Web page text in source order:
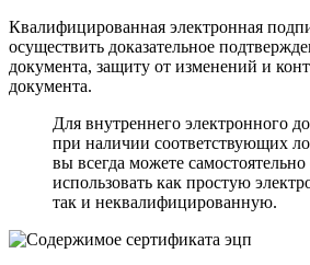
Квалифицированная электронная
осуществить доказательное
документа, защиту от изменений и
документа.
Для внутреннего электронного
при наличии соответствующих
вы всегда можете самостоятельно
использовать как простую
так и неквалифицированную.